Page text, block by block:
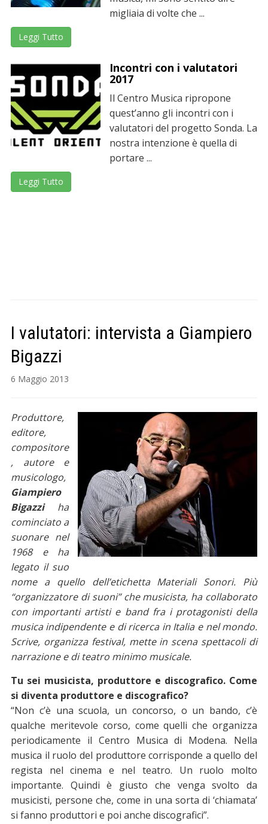
migliaia di volte che ...
Leggi Tutto
Incontri con i valutatori
2017
Il Centro Musica ripropone
quest’anno gli incontri con i
valutatori del progetto Sonda. La
nostra intenzione è quella di
portare ...
Leggi Tutto
I valutatori: intervista a Giampiero
Bigazzi
6 Maggio 2013
Produttore,
editore,
compositore
, autore e
musicologo,
Giampiero
Bigazzi ha
cominciato a
suonare nel
1968 e ha
legato il suo
nome a quello dell’etichetta Materiali Sonori. Più
“organizzatore di suoni” che musicista, ha collaborato
con importanti artisti e band fra i protagonisti della
musica indipendente e di ricerca in Italia e nel mondo.
Scrive, organizza festival, mette in scena spettacoli di
narrazione e di teatro minimo musicale.
Tu sei musicista, produttore e discografico. Come
si diventa produttore e discografico?
“Non c’è una scuola, un concorso, o un bando, c’è
qualche meritevole corso, come quelli che organizza
periodicamente il Centro Musica di Modena. Nella
musica il ruolo del produttore corrisponde a quello del
regista nel cinema e nel teatro. Un ruolo molto
importante. Quindi è giusto che venga svolto da
musicisti, persone che, come in una sorta di ‘chiamata’
si fanno produttori e poi anche discografici”.